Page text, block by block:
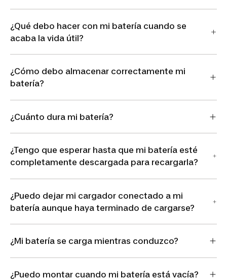
¿Qué debo hacer con mi batería cuando se
acaba la vida útil?
¿Cómo debo almacenar correctamente mi
batería?
¿Cuánto dura mi batería?
¿Tengo que esperar hasta que mi batería esté
completamente descargada para recargarla?
¿Puedo dejar mi cargador conectado a mi
batería aunque haya terminado de cargarse?
¿Mi batería se carga mientras conduzco?
¿Puedo montar cuando mi batería está vacía?